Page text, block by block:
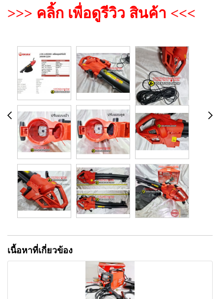
>>> คลิ้ก เพื่อดูรีวิว สินค้า <<<
เนื้อหาที่เกี่ยวข้อง